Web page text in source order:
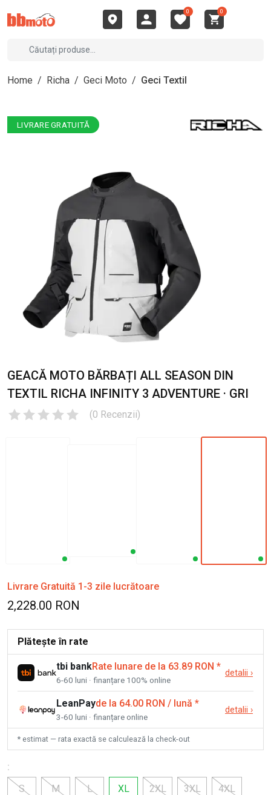
0 0
Home / Richa / Geci Moto / Geci Textil
LIVRARE GRATUITĂ
GEACĂ MOTO BĂRBAȚI ALL SEASON DIN
TEXTIL RICHA INFINITY 3 ADVENTURE · GRI
(0 Recenzii)
Livrare Gratuită 1-3 zile lucrătoare
2,228.00 RON
Plătește în rate
tbi bankRate lunare de la 63.89 RON *
6-60 luni · finanțare 100% online
detalii ›
LeanPayde la 64.00 RON / lună *
3-60 luni · finanțare online
detalii ›
* estimat — rata exactă se calculează la check-out
:
S
M L XL 2XL 3XL 4XL